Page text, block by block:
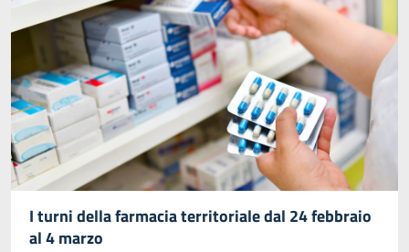
I turni della farmacia territoriale dal 24 febbraio
al 4 marzo